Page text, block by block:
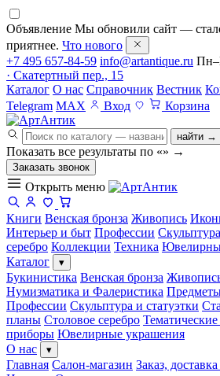
Объявление Мы обновили сайт —
приятнее. Что нового
+7 495 657-84-59 info@artantique.ru
· Скатертный пер., 15
Каталог О нас Справочник Вестник
Telegram MAX Вход Корзина
найти →
Показать все результаты по «» →
Заказать звонок
Открыть меню
Книги Венская бронза Живопись
Интерьер и быт Профессии Скульптура
серебро Коллекции Техника
Каталог
▾
Букинистика Венская бронза
Нумизматика и Фалеристика
Профессии Скульптура и статуэтки
планы Столовое серебро
приборы Ювелирные украшения
О нас
▾
Главная Салон-магазин Заказ,